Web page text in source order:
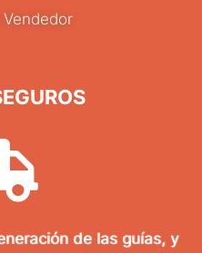
de las guías, y